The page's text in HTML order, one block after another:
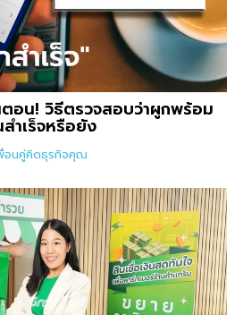
อน! วิธีตรวจสอบว่าผูกพร้อม
ำเร็จหรือยัง
อนคู่คิดธุรกิจคุณ